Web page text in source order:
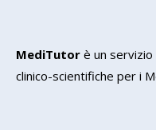
MediTutor è un servizio
clinico-scientifiche per i